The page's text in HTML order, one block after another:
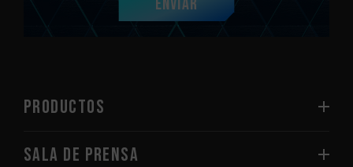
Enviar
PRODUCTOS
Sala de prensa